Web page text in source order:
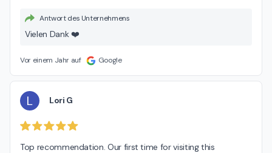
Antwort des Unternehmens
Vielen Dank ❤️
Vor einem Jahr auf Google
L Lori G
Top recommendation. Our first time for visiting this